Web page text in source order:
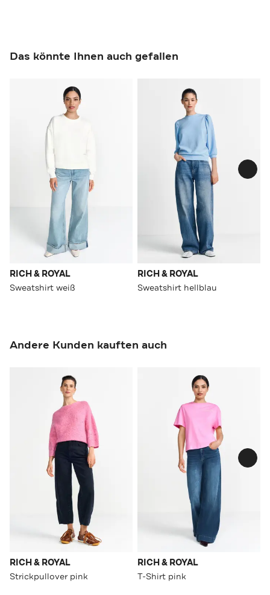
Das könnte Ihnen auch gefallen
RICH & ROYAL
Sweatshirt weiß
RICH & ROYAL
Sweatshirt hellblau
Andere Kunden kauften auch
RICH & ROYAL
Strickpullover pink
RICH & ROYAL
T-Shirt pink